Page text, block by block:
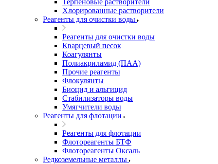
Терпеновые растворители
Хлорированные растворители
Реагенты для очистки воды
Реагенты для очистки воды
Кварцевый песок
Коагулянты
Полиакриламид (ПАА)
Прочие реагенты
Флокулянты
Биоцид и альгицид
Стабилизаторы воды
Умягчители воды
Реагенты для флотации
Реагенты для флотации
Флотореагенты БТФ
Флотореагенты Оксаль
Редкоземельные металлы